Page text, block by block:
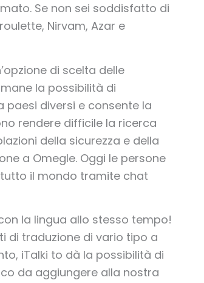
Se non sei soddisfatto di
Nirvam, Azar e
di scelta delle
la possibilità di
diversi e consente la
rendere difficile la ricerca
della sicurezza e della
a Omegle. Oggi le persone
il mondo tramite chat
la lingua allo stesso tempo!
di traduzione di vario tipo a
iTalki to dà la possibilità di
da aggiungere alla nostra